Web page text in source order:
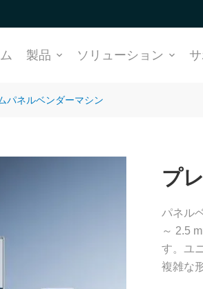
製品 ソリューション
パネルベンダーマシン
プ
パネル
～ 2.5
す。ユ
複雑な